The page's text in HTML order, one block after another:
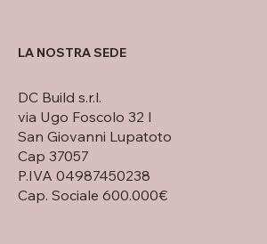
LA NOSTRA SEDE
DC Build s.r.l.
via Ugo Foscolo 32 I
San Giovanni Lupatoto
Cap 37057
P.IVA 04987450238
Cap. Sociale 600.000€